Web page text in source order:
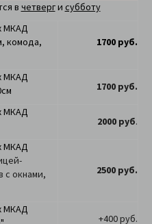
в четверги субботу
МКАД
комода,
1700 руб.
МКАД
1700 руб.
МКАД
2000 руб.
МКАД
с окнами,
2500 руб.
МКАД
+400 руб.